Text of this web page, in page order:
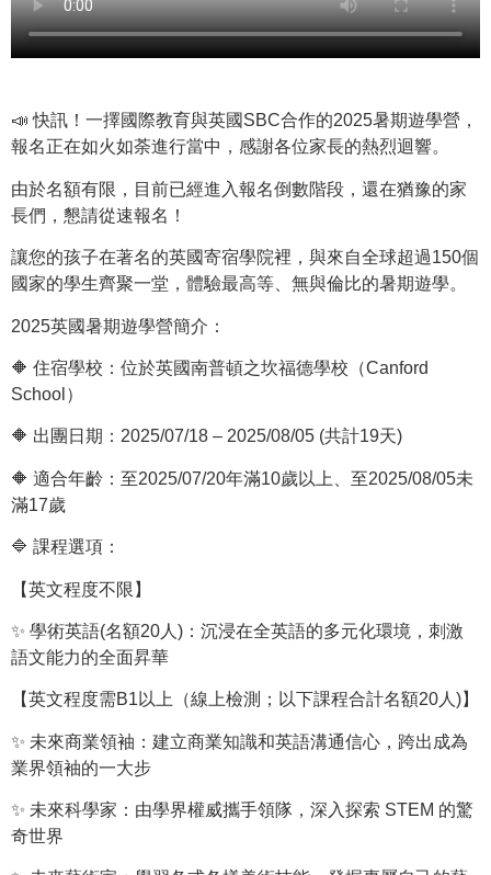
📣 快訊！一擇國際教育與英國SBC合作的2025暑期遊學營，
報名正在如火如荼進行當中，感謝各位家長的熱烈迴響。
由於名額有限，目前已經進入報名倒數階段，還在猶豫的家
長們，懇請從速報名！
讓您的孩子在著名的英國寄宿學院裡，與來自全球超過150個
國家的學生齊聚一堂，體驗最高等、無與倫比的暑期遊學。
2025英國暑期遊學營簡介：
🔶 住宿學校：位於英國南普頓之坎福德學校（Canford
School）
🔶 出團日期：2025/07/18 – 2025/08/05 (共計19天)
🔶 適合年齡：至2025/07/20年滿10歲以上、至2025/08/05未
滿17歲
🔷 課程選項：
【英文程度不限】
✨ 學術英語(名額20人)：沉浸在全英語的多元化環境，刺激
語文能力的全面昇華
【英文程度需B1以上（線上檢測；以下課程合計名額20人)】
✨ 未來商業領袖：建立商業知識和英語溝通信心，跨出成為
業界領袖的一大步
✨ 未來科學家：由學界權威攜手領隊，深入探索 STEM 的驚
奇世界